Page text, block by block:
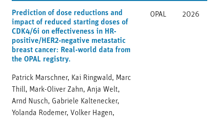
Prediction of dose reductions and
impact of reduced starting doses of
CDK4/6i on effectiveness in HR-
positive/HER2-negative metastatic
breast cancer: Real-world data from
the OPAL registry.
Patrick Marschner, Kai Ringwald, Marc
Thill, Mark-Oliver Zahn, Anja Welt,
Arnd Nusch, Gabriele Kaltenecker,
Yolanda Rodemer, Volker Hagen,
OPAL 2026